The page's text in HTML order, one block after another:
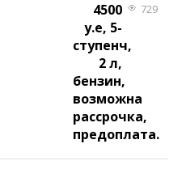
4500
у.е, 5-
ступенч,
2 л,
бензин,
возможна
рассрочка,
предоплата.
729